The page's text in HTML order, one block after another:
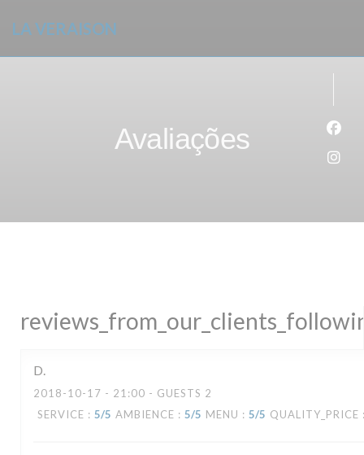
LA VERAISON
Avaliações
D
2018-10-17 - 21:00 - GUESTS 2
SERVICE : 5/5 AMBIENCE : 5/5 MENU : 5/5 QUALITY_PRICE